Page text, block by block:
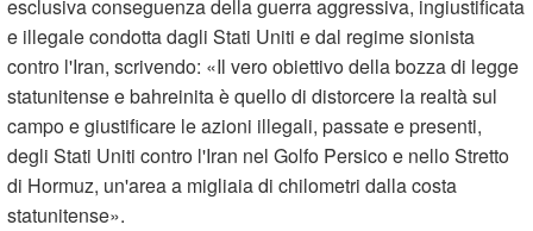
esclusiva conseguenza della guerra aggressiva, ingiustificata
e illegale condotta dagli Stati Uniti e dal regime sionista
contro l'Iran, scrivendo: «Il vero obiettivo della bozza di legge
statunitense e bahreinita è quello di distorcere la realtà sul
campo e giustificare le azioni illegali, passate e presenti,
degli Stati Uniti contro l'Iran nel Golfo Persico e nello Stretto
di Hormuz, un'area a migliaia di chilometri dalla costa
statunitense».